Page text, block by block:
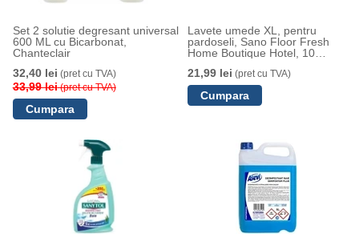
Set 2 solutie degresant universal
600 ML cu Bicarbonat,
Chanteclair
32,40 lei (pret cu TVA)
33,99 lei(pret cu TVA)
Lavete umede XL, pentru
pardoseli, Sano Floor Fresh
Home Boutique Hotel, 10
21,99 lei (pret cu TVA)